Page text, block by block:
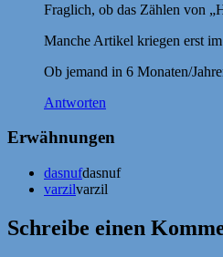
Fraglich, ob das Zählen von
Manche Artikel kriegen erst
Ob jemand in 6 Monaten/
Antworten
Erwähnungen
dasnufdasnuf
varzilvarzil
Schreibe einen